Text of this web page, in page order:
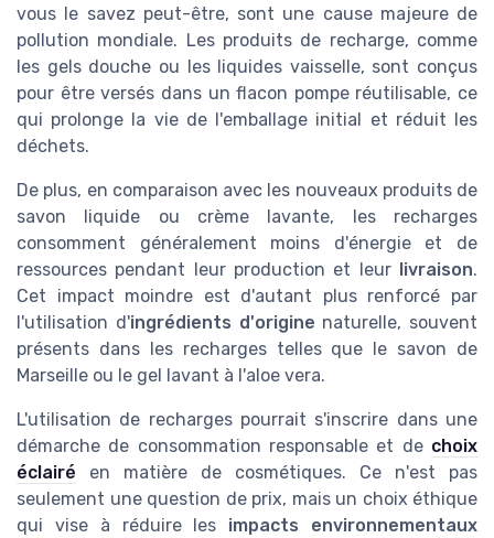
vous le savez peut-être, sont une cause majeure de
pollution mondiale. Les produits de recharge, comme
les gels douche ou les liquides vaisselle, sont conçus
pour être versés dans un flacon pompe réutilisable, ce
qui prolonge la vie de l'emballage initial et réduit les
déchets.
De plus, en comparaison avec les nouveaux produits de
savon liquide ou crème lavante, les recharges
consomment généralement moins d'énergie et de
ressources pendant leur production et leur livraison.
Cet impact moindre est d'autant plus renforcé par
l'utilisation d'ingrédients d'origine naturelle, souvent
présents dans les recharges telles que le savon de
Marseille ou le gel lavant à l'aloe vera.
L'utilisation de recharges pourrait s'inscrire dans une
démarche de consommation responsable et de choix
éclairé en matière de cosmétiques. Ce n'est pas
seulement une question de prix, mais un choix éthique
qui vise à réduire les impacts environnementaux